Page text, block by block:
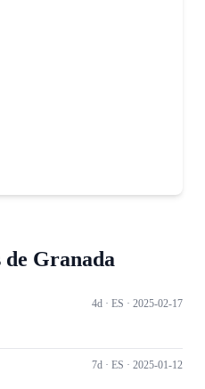
Granada
4d · ES · 2025-02-17
7d · ES · 2025-01-12